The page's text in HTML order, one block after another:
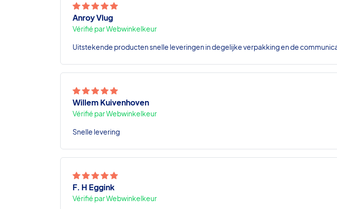
Anroy Vlug
Vérifié par Webwinkelkeur
Uitstekende producten snelle leveringen in degelijke verpakking en de
Willem Kuivenhoven
Vérifié par Webwinkelkeur
Snelle levering
F. H Eggink
Vérifié par Webwinkelkeur